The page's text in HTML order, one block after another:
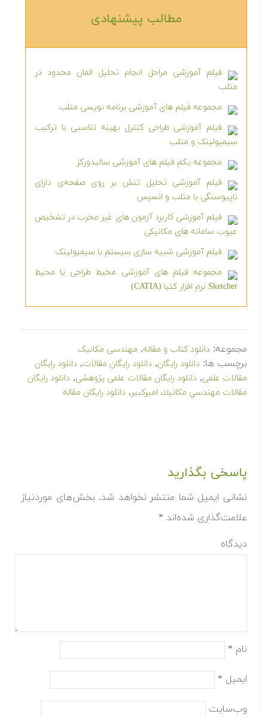
مطالب پیشنهادی‎
فیلم آموزشی مراحل انجام تحلیل المان محدود در
متلب
مجموعه فیلم های آموزشی برنامه نویسی متلب
فیلم آموزشی طراحی کنترل بهینه تناسبی با ترکیب
سیمیولینک و متلب
مجموعه یکم فیلم های آموزشی سالیدورکز
فیلم آموزشی تحلیل تنش بر روی صفحه‌ی دارای
ناپیوستگی با متلب و انسیس
فیلم آموزشی کاربرد آزمون های غیر مخرب در تشخیص
عیوب سامانه های مکانیکی
فیلم آموزشی شبیه سازی سیستم با سیمیولینک
مجموعه فیلم های آموزشی محیط طراحی یا محیط
Sketcher نرم افزار کتیا (CATIA)
مجموعه: دانلود کتاب و مقاله, مهندسی مکانیک
برچسب ها: دانلود رایگان, دانلود رایگان مقالات, دانلود رایگان
مقالات علمی, دانلود رایگان مقالات علمی پژوهشی, دانلود رایگان
مقالات مهندسي مكانيك اميركبير, دانلود رایگان مقاله
پاسخی بگذارید
نشانی ایمیل شما منتشر نخواهد شد. بخش‌های موردنیاز
علامت‌گذاری شده‌اند *
دیدگاه
نام *
ایمیل *
وب‌سایت